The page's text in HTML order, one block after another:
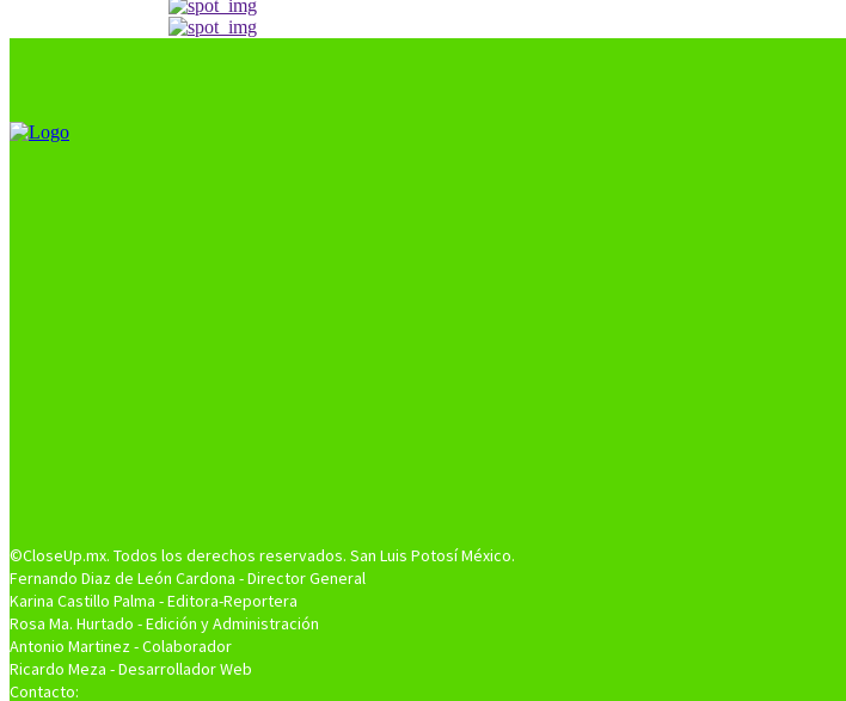
©CloseUp.mx. Todos los derechos reservados. San Luis Potosí México.
Fernando Diaz de León Cardona - Director General
Karina Castillo Palma - Editora-Reportera
Rosa Ma. Hurtado - Edición y Administración
Antonio Martinez - Colaborador
Ricardo Meza - Desarrollador Web
Contacto: